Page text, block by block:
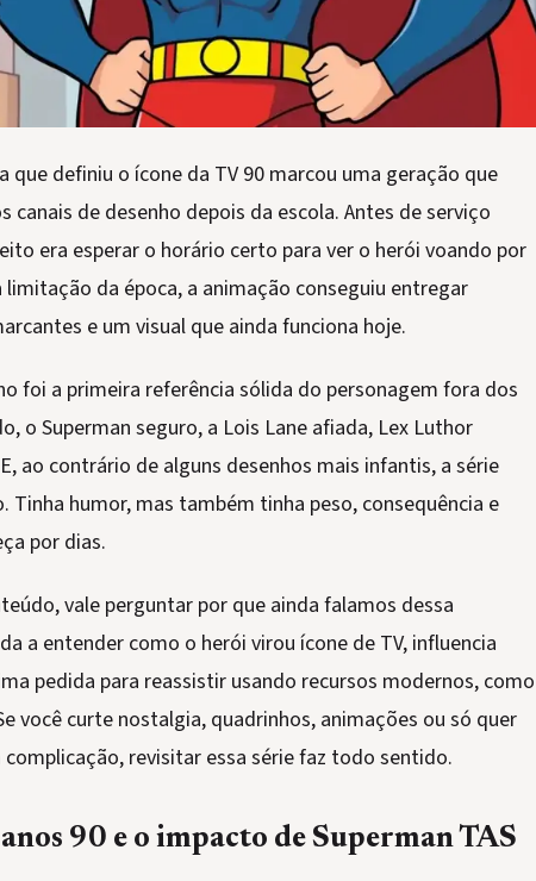
que definiu o ícone da TV 90 marcou uma geração que
canais de desenho depois da escola. Antes de serviço
era esperar o horário certo para ver o herói voando por
da época, a animação conseguiu entregar
e um visual que ainda funciona hoje.
foi a primeira referência sólida do personagem fora dos
o Superman seguro, a Lois Lane afiada, Lex Luthor
ao contrário de alguns desenhos mais infantis, a série
humor, mas também tinha peso, consequência e
por dias.
vale perguntar por que ainda falamos dessa
a entender como o herói virou ícone de TV, influencia
pedida para reassistir usando recursos modernos, como
você curte nostalgia, quadrinhos, animações ou só quer
revisitar essa série faz todo sentido.
90 e o impacto de Superman TAS